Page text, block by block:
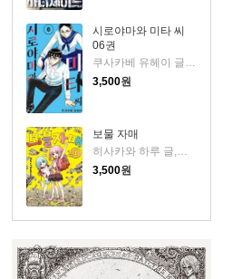
시로야마와 미타 씨
06권
쿠사카베 유헤이 글그림
3,500원
보물 자매
3,500원